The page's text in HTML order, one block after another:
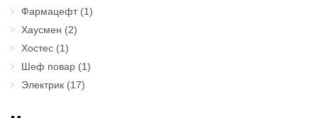
Фармацефт(1)
Хаусмен (2)
Хостес (1)
Шеф повар (1)
Электрик (17)